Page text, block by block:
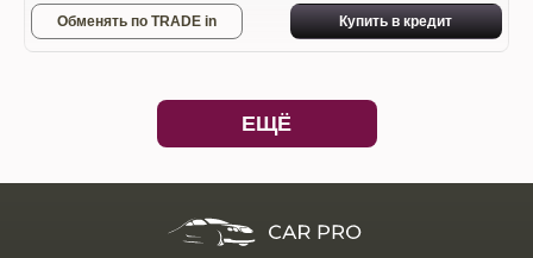
Обменять по TRADE in Купить в кредит
ЕЩЁ